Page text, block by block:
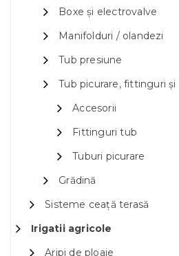
Boxe și electrovalve
Manifolduri / olandezi
Tub presiune
Tub picurare, fittinguri și
Accesorii
Fittinguri tub
Tuburi picurare
Grădină
Sisteme ceață terasă
Irigatii agricole
Aripi de ploaie